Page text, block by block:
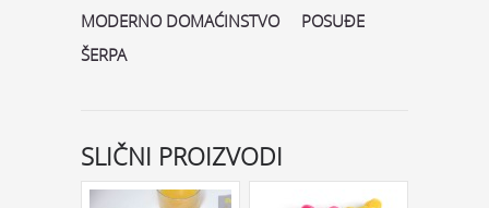
MODERNO DOMAĆINSTVO
POSUĐE
ŠERPA
SLIČNI PROIZVODI